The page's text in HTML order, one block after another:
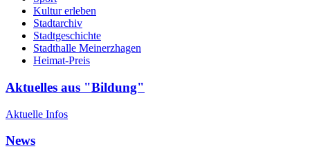
Kultur erleben
Stadtarchiv
Stadtgeschichte
Stadthalle Meinerzhagen
Heimat-Preis
Aktuelles aus "Bildung"
Aktuelle Infos
News